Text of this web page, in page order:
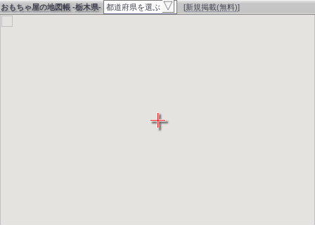
fujiphoto/web/chizucho/toy/pref.php
おもちゃ屋の地図帳-栃木県- 都道府県を選ぶ ▽ [新規掲載(無料)]